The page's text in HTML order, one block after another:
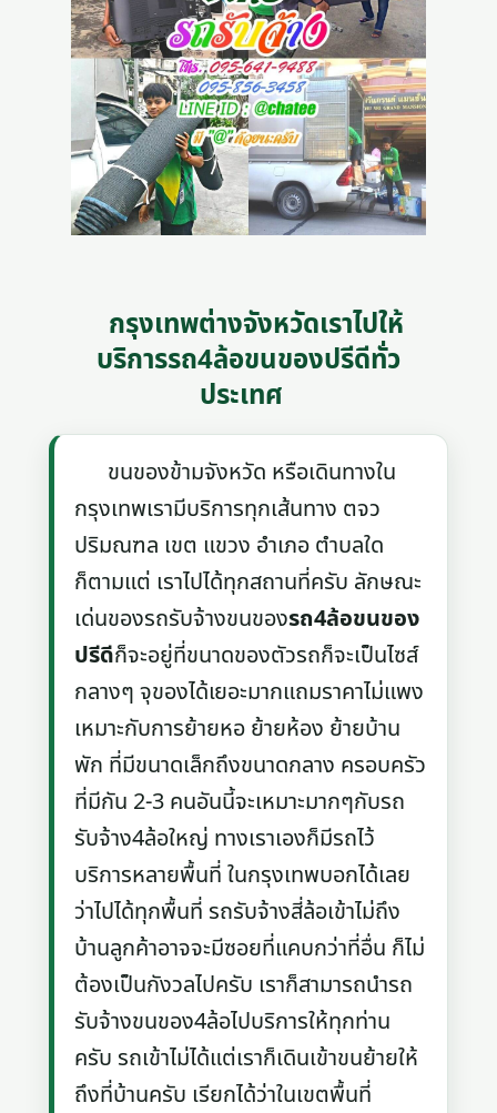
กรุงเทพต่างจังหวัดเราไปให้
บริการรถ4ล้อขนของปรีดีทั่ว
ประเทศ
ขนของข้ามจังหวัด หรือเดินทางใน
กรุงเทพเรามีบริการทุกเส้นทาง ตจว
ปริมณฑล เขต แขวง อำเภอ ตำบลใด
ก็ตามแต่ เราไปได้ทุกสถานที่ครับ ลักษณะ
เด่นของรถรับจ้างขนของรถ4ล้อขนของ
ปรีดีก็จะอยู่ที่ขนาดของตัวรถก็จะเป็นไซส์
กลางๆ จุของได้เยอะมากแถมราคาไม่แพง
เหมาะกับการย้ายหอ ย้ายห้อง ย้ายบ้าน
พัก ที่มีขนาดเล็กถึงขนาดกลาง ครอบครัว
ที่มีกัน 2-3 คนอันนี้จะเหมาะมากๆกับรถ
รับจ้าง4ล้อใหญ่ ทางเราเองก็มีรถไว้
บริการหลายพื้นที่ ในกรุงเทพบอกได้เลย
ว่าไปได้ทุกพื้นที่ รถรับจ้างสี่ล้อเข้าไม่ถึง
บ้านลูกค้าอาจจะมีซอยที่แคบกว่าที่อื่น ก็ไม่
ต้องเป็นกังวลไปครับ เราก็สามารถนำรถ
รับจ้างขนของ4ล้อไปบริการให้ทุกท่าน
ครับ รถเข้าไม่ได้แต่เราก็เดินเข้าขนย้ายให้
ถึงที่บ้านครับ เรียกได้ว่าในเขตพื้นที่